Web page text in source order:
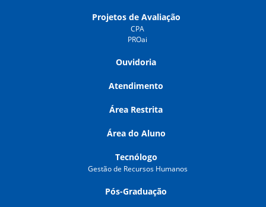
Projetos de Avaliação
CPA
PROai
Ouvidoria
Atendimento
Área Restrita
Área do Aluno
Tecnólogo
Gestão de Recursos Humanos
Pós-Graduação